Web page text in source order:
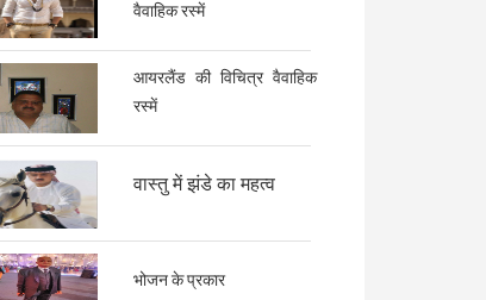
वैवाहिक रस्में
आयरलैंड की विचित्र वैवाहिक
रस्में
वास्तु में झंडे का महत्व
भोजन के प्रकार